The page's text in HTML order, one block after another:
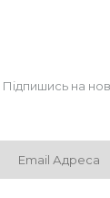
Підпишись на